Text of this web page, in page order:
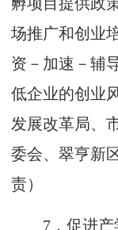
场推广和创业
资－加速－辅
低企业的创业
发展改革局、
委会、翠亨新
责）
7 ．促进